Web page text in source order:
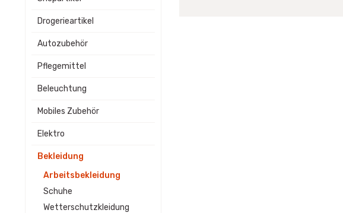
Drogerieartikel
Autozubehör
Pflegemittel
Beleuchtung
Mobiles Zubehör
Elektro
Bekleidung
Arbeitsbekleidung
Schuhe
Wetterschutzkleidung